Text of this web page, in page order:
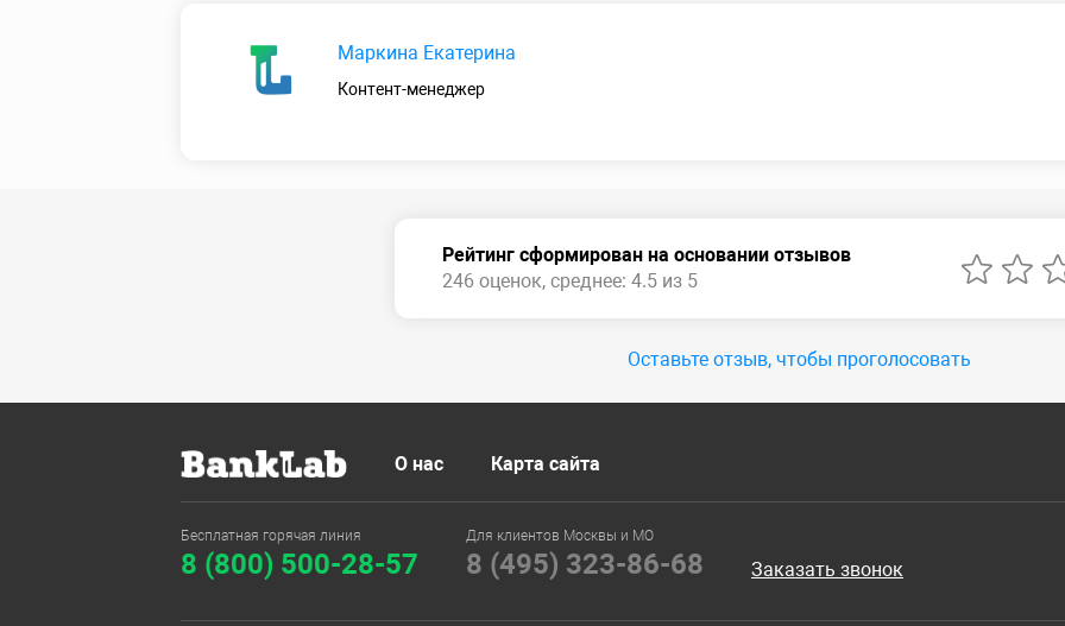
Маркина Екатерина
Контент-менеджер
Рейтинг сформирован на основании отзывов
246 оценок, среднее: 4.5 из 5
Оставьте отзыв, чтобы проголосовать
О нас Карта сайта
Бесплатная горячая линия
8 (800) 500-28-57
Для клиентов Москвы и МО
8 (495) 323-86-68 Заказать звонок